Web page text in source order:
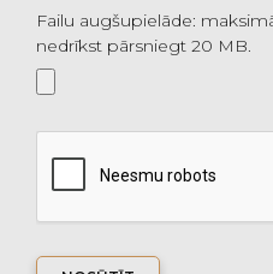
Failu augšupielāde:
nedrīkst pārsniegt 20 MB.